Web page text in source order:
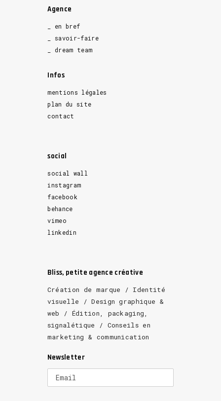
Agence
_ en bref
_ savoir-faire
_ dream team
Infos
mentions légales
plan du site
contact
social
social wall
instagram
facebook
behance
vimeo
linkedin
Bliss, petite agence créative
Création de marque / Identité
visuelle / Design graphique &
web / Édition, packaging,
signalétique / Conseils en
marketing & communication
Newsletter